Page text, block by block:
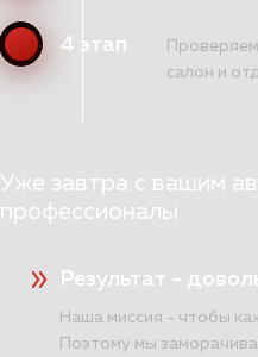
4 этап
салон и
Уже завтра с вашим
профессионалы
Результат -
Наша миссия - чтобы
Поэтому мы